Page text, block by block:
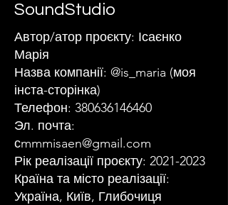
SoundStudio
Автор/атор проєкту: Ісаєнко
Марія
Назва компанії: @is_maria (моя
інста-сторінка)
Телефон: 380636146460
Эл. почта:
сmmmisaen@gmail.com
Рік реалізації проєкту: 2021-2023
Країна та місто реалізації:
Україна, Київ, Глибочиця